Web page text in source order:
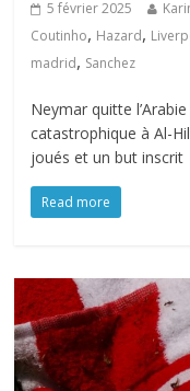
5 février 2025
Coutinho, Hazard,
madrid, Sanchez
Neymar quitte
catastrophique à Al-
joués et un but inscrit
Read more